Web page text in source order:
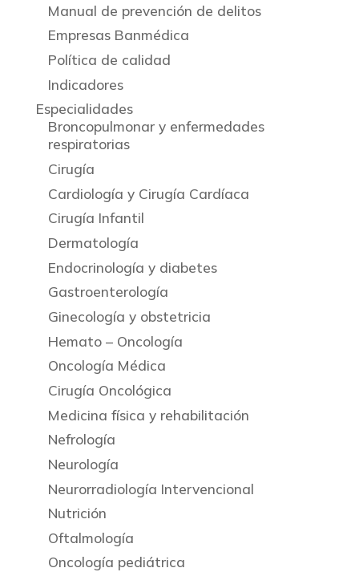
Manual de prevención de delitos
Empresas Banmédica
Política de calidad
Indicadores
Especialidades
Broncopulmonar y enfermedades
respiratorias
Cirugía
Cardiología y Cirugía Cardíaca
Cirugía Infantil
Dermatología
Endocrinología y diabetes
Gastroenterología
Ginecología y obstetricia
Hemato – Oncología
Oncología Médica
Cirugía Oncológica
Medicina física y rehabilitación
Nefrología
Neurología
Neurorradiología Intervencional
Nutrición
Oftalmología
Oncología pediátrica